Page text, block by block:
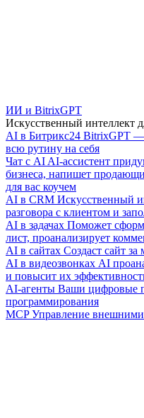
ИИ и BitrixGPT
Искусственный интеллект
AI в Битрикс24 BitrixGPT —
всю рутину на себя
Чат с AI AI-ассистент
бизнеса, напишет
для вас коучем
AI в CRM Искусственный
разговора с клиентом и
AI в задачах Поможет
лист, проанализирует
AI в сайтах Создаст сайт
AI в видеозвонках AI
и повысит их
AI-агенты Ваши цифровые
программирования
MCP Управление